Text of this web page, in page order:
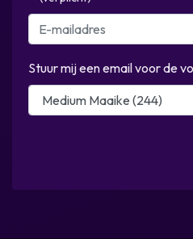
Stuur mij een email voor de